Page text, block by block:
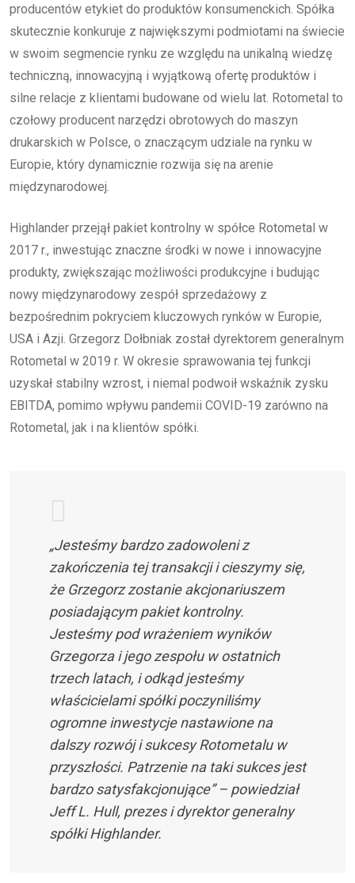
producentów etykiet do produktów konsumenckich. Spółka
skutecznie konkuruje z największymi podmiotami na świecie
w swoim segmencie rynku ze względu na unikalną wiedzę
techniczną, innowacyjną i wyjątkową ofertę produktów i
silne relacje z klientami budowane od wielu lat. Rotometal to
czołowy producent narzędzi obrotowych do maszyn
drukarskich w Polsce, o znaczącym udziale na rynku w
Europie, który dynamicznie rozwija się na arenie
międzynarodowej.
Highlander przejął pakiet kontrolny w spółce Rotometal w
2017 r., inwestując znaczne środki w nowe i innowacyjne
produkty, zwiększając możliwości produkcyjne i budując
nowy międzynarodowy zespół sprzedażowy z
bezpośrednim pokryciem kluczowych rynków w Europie,
USA i Azji. Grzegorz Dołbniak został dyrektorem generalnym
Rotometal w 2019 r. W okresie sprawowania tej funkcji
uzyskał stabilny wzrost, i niemal podwoił wskaźnik zysku
EBITDA, pomimo wpływu pandemii COVID-19 zarówno na
Rotometal, jak i na klientów spółki.
„Jesteśmy bardzo zadowoleni z
zakończenia tej transakcji i cieszymy się,
że Grzegorz zostanie akcjonariuszem
posiadającym pakiet kontrolny.
Jesteśmy pod wrażeniem wyników
Grzegorza i jego zespołu w ostatnich
trzech latach, i odkąd jesteśmy
właścicielami spółki poczyniliśmy
ogromne inwestycje nastawione na
dalszy rozwój i sukcesy Rotometalu w
przyszłości. Patrzenie na taki sukces jest
bardzo satysfakcjonujące” – powiedział
Jeff L. Hull, prezes i dyrektor generalny
spółki Highlander.